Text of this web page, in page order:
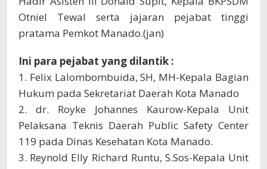
Otniel Tewal serta jajaran pejabat tinggi
pratama Pemkot Manado.(jan)
Ini para pejabat yang dilantik :
1. Felix Lalombombuida, SH, MH-Kepala Bagian
Hukum pada Sekretariat Daerah Kota Manado
2. dr. Royke Johannes Kaurow-Kepala Unit
Pelaksana Teknis Daerah Public Safety Center
119 pada Dinas Kesehatan Kota Manado.
3. Reynold Elly Richard Runtu, S.Sos-Kepala Unit